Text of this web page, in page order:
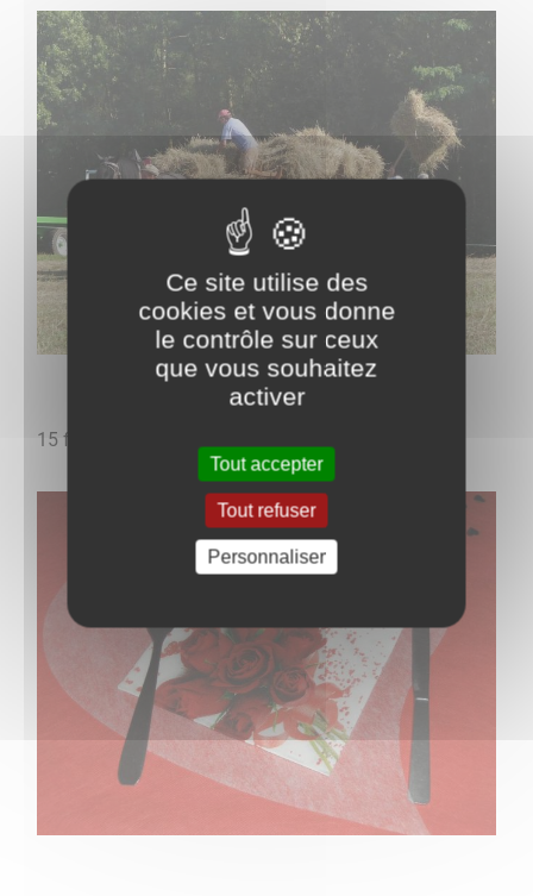
15 février 2014 : Soirée "Saint-Valentin"
Ce site utilise des
cookies et vous donne
le contrôle sur ceux
que vous souhaitez
activer
Tout accepter
Tout refuser
Personnaliser